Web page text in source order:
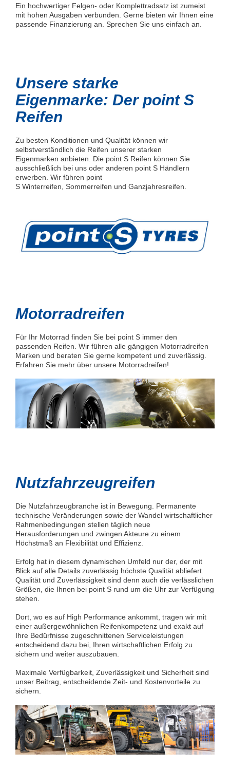
Ein hochwertiger Felgen- oder Komplettradsatz ist zumeist
mit hohen Ausgaben verbunden. Gerne bieten wir Ihnen eine
passende Finanzierung an. Sprechen Sie uns einfach an.
Unsere starke
Eigenmarke: Der point S
Reifen
Zu besten Konditionen und Qualität können wir
selbstverständlich die Reifen unserer starken
Eigenmarken anbieten. Die point S Reifen können Sie
ausschließlich bei uns oder anderen point S Händlern
erwerben. Wir führen point
S Winterreifen, Sommerreifen und Ganzjahresreifen.
Motorradreifen
Für Ihr Motorrad finden Sie bei point S immer den
passenden Reifen. Wir führen alle gängigen Motorradreifen
Marken und beraten Sie gerne kompetent und zuverlässig.
Erfahren Sie mehr über unsere Motorradreifen!
Nutzfahrzeugreifen
Die Nutzfahrzeugbranche ist in Bewegung. Permanente
technische Veränderungen sowie der Wandel wirtschaftlicher
Rahmenbedingungen stellen täglich neue
Herausforderungen und zwingen Akteure zu einem
Höchstmaß an Flexibilität und Effizienz.
Erfolg hat in diesem dynamischen Umfeld nur der, der mit
Blick auf alle Details zuverlässig höchste Qualität abliefert.
Qualität und Zuverlässigkeit sind denn auch die verlässlichen
Größen, die Ihnen bei point S rund um die Uhr zur Verfügung
stehen.
Dort, wo es auf High Performance ankommt, tragen wir mit
einer außergewöhnlichen Reifenkompetenz und exakt auf
Ihre Bedürfnisse zugeschnittenen Serviceleistungen
entscheidend dazu bei, Ihren wirtschaftlichen Erfolg zu
sichern und weiter auszubauen.
Maximale Verfügbarkeit, Zuverlässigkeit und Sicherheit sind
unser Beitrag, entscheidende Zeit- und Kostenvorteile zu
sichern.